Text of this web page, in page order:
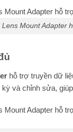
Lens Mount Adapter
hỗ trợ truyền dữ
kỳ và chỉnh sửa,